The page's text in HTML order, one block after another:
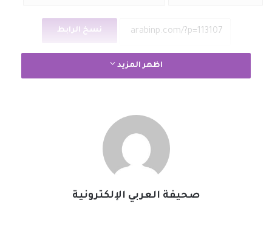
نسخ الرابط
اظهر المزيد
صحيفة العربي الإلكترونية